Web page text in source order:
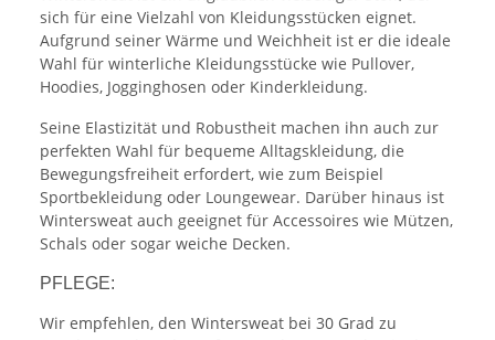
sich für eine Vielzahl von Kleidungsstücken eignet.
Aufgrund seiner Wärme und Weichheit ist er die ideale
Wahl für winterliche Kleidungsstücke wie Pullover,
Hoodies, Jogginghosen oder Kinderkleidung.
Seine Elastizität und Robustheit machen ihn auch zur
perfekten Wahl für bequeme Alltagskleidung, die
Bewegungsfreiheit erfordert, wie zum Beispiel
Sportbekleidung oder Loungewear. Darüber hinaus ist
Wintersweat auch geeignet für Accessoires wie Mützen,
Schals oder sogar weiche Decken.
PFLEGE:
Wir empfehlen, den Wintersweat bei 30 Grad zu